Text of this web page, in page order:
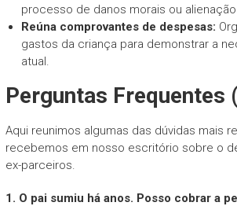
processo de danos morais ou
Reúna comprovantes de despesas:
gastos da criança para demonstrar a
atual.
Perguntas Frequentes
Aqui reunimos algumas das dúvidas mais
recebemos em nosso escritório sobre o
ex-parceiros.
1. O pai sumiu há anos. Posso cobrar a